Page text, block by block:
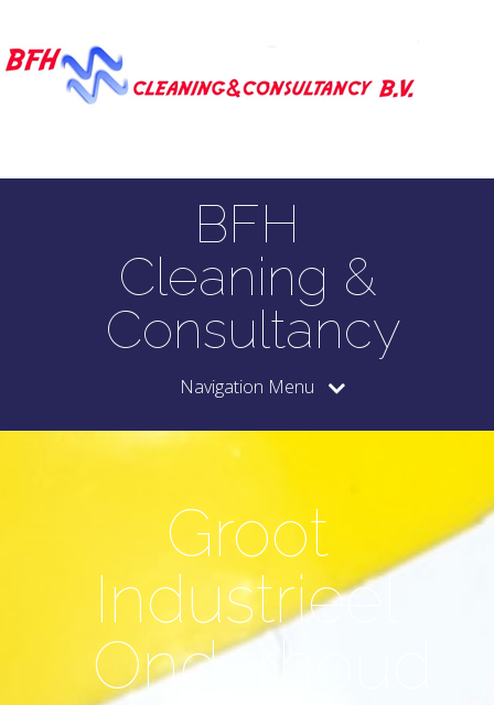
BFH
Cleaning &
Consultancy
Navigation Menu
Groot
Industrieel
Onderhoud